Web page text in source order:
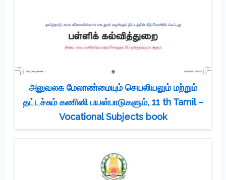
அலுவலக மேலாண்மையும் செயலியலும் மற்றும்
தட்டச்சும் கணினி பயன்பாடுகளும், 11 th Tamil –
Vocational Subjects book